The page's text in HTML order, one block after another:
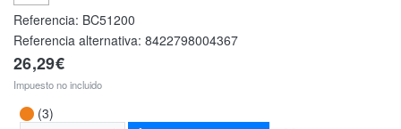
Referencia: BC51200
Referencia alternativa: 8422798004367
26,29€
Impuesto no incluido
(3)